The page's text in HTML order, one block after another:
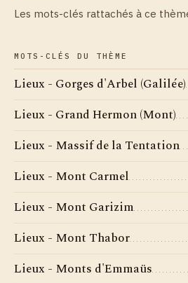
Les mots-clés rattachés à ce
MOTS-CLÉS DU THÈME
Lieux - Gorges d'Arbel (Galilée)
Lieux - Grand Hermon (Mont)
Lieux - Massif de la Tentation
Lieux - Mont Carmel
Lieux - Mont Garizim
Lieux - Mont Thabor
Lieux - Monts d'Emmaüs